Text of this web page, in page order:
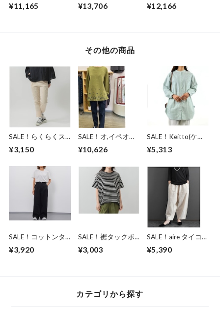
レーナー/Bio※日本
¥11,165
ースチュニッ
¥13,706
ネン交織タンブチュ
¥12,166
その他の商品
SALE！らくらくス
ツ/ベージュ/M～L
¥3,150
SALE！オ,イペオ
チュニック/OV※日
¥10,626
SALE！Keitto(ケイ
ムチェック ロング
¥5,313
SALE！コットンタ
ートパンツ/ブラッ
¥3,920
SALE！裾タックボ
ャツ/M-L/ブラック×
¥3,003
SALE！aire タイコッ
ードパンツ/ナチュ
¥5,390
カテゴリから探す